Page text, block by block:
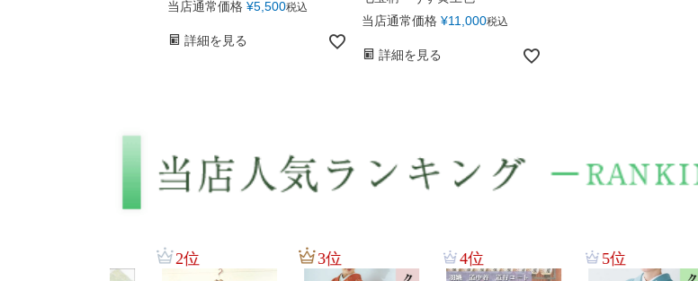
当店通常価格 ¥5,500税込
詳細を見る
当店通常価格 ¥11,000税込
詳細を見る